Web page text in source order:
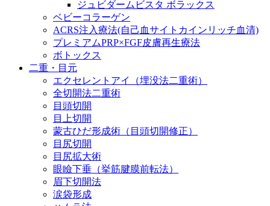
ジュビダームビスタ ボラックス
ベビーコラーゲン
ACRS注入療法(自己血サイトカインリッチ血清)
プレミアムPRP×FGF皮膚再生療法
ボトックス
二重・目元
エクセレントアイ（埋没法二重術）
全切開法二重術
目頭切開
目上切開
蒙古ひだ形成術（目頭切開修正）
目尻切開
目尻拡大術
眼瞼下垂（挙筋腱膜前転法）
眉下切開法
涙袋形成